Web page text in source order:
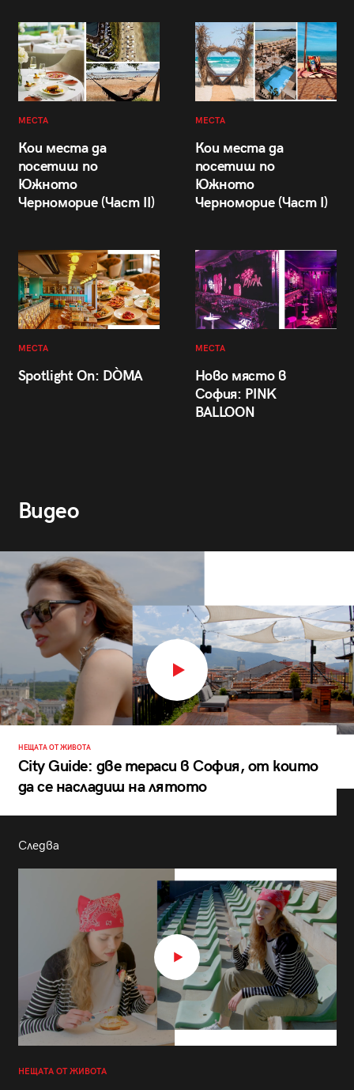
МЕСТА
Кои места да
посетиш по
Южното
Черноморие (Част II)
МЕСТА
Кои места да
посетиш по
Южното
Черноморие (Част I)
МЕСТА
Spotlight On: DÒMA
МЕСТА
Ново място в
София: PINK
BALLOON
Видео
НЕЩАТА ОТ ЖИВОТА
City Guide: две тераси в София, от които
да се насладиш на лятото
Следва
НЕЩАТА ОТ ЖИВОТА